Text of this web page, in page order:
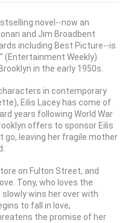
novel--now an
and Jim Broadbent
including Best Picture--is
(Entertainment Weekly)
in the early 1950s.
in contemporary
Eilis Lacey has come of
years following World War
offers to sponsor Eilis
go, leaving her fragile mother
on Fulton Street, and
Tony, who loves the
slowly wins her over with
to fall in love,
the promise of her